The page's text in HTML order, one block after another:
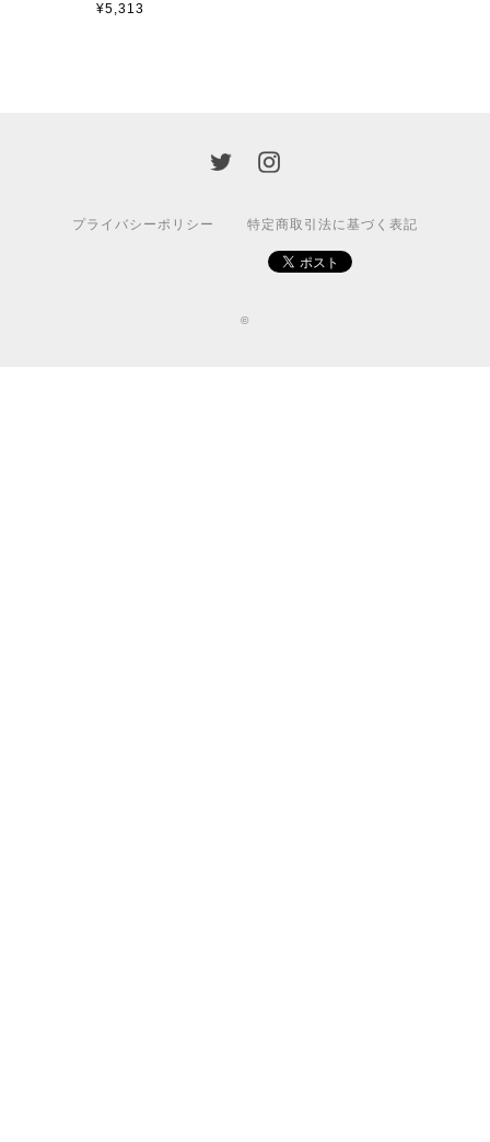
¥5,313
プライバシーポリシー 特定商取引法に基づく表記
©